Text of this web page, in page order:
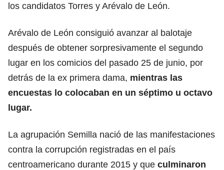
los candidatos Torres y Arévalo de León.
Arévalo de León consiguió avanzar al balotaje
después de obtener sorpresivamente el segundo
lugar en los comicios del pasado 25 de junio, por
detrás de la ex primera dama, mientras las
encuestas lo colocaban en un séptimo u octavo
lugar.
La agrupación Semilla nació de las manifestaciones
contra la corrupción registradas en el país
centroamericano durante 2015 y que culminaron